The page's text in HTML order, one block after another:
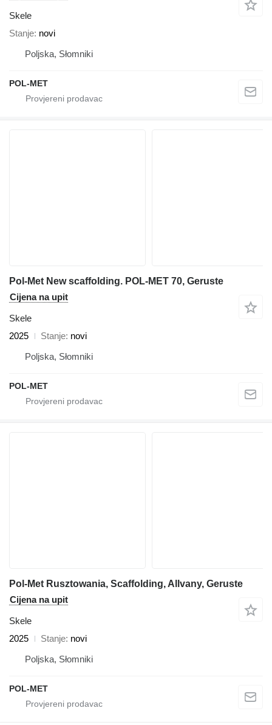
Skele
Stanje novi
Poljska, Słomniki
POL-MET
Pol-Met New scaffolding. POL-MET 70, Geruste
Cijena na upit
Skele
2025
Stanje novi
Poljska, Słomniki
POL-MET
Pol-Met Rusztowania, Scaffolding, Allvany, Geruste
Cijena na upit
Skele
2025
Stanje novi
Poljska, Słomniki
POL-MET